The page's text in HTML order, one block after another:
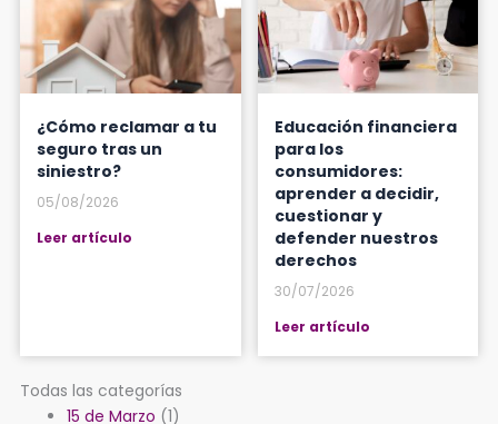
¿Cómo reclamar a tu
seguro tras un
siniestro?
05/08/2026
Leer artículo
Educación financiera
para los
consumidores:
aprender a decidir,
cuestionar y
defender nuestros
derechos
30/07/2026
Leer artículo
Todas las categorías
15 de Marzo (1)